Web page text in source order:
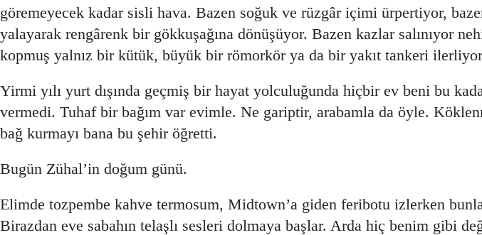
göremeyecek kadar sisli hava. Bazen soğuk ve rüzgâr içimi ürpertiyor,
yalayarak rengârenk bir gökkuşağına dönüşüyor. Bazen kazlar salınıyor
kopmuş yalnız bir kütük, büyük bir römorkör ya da bir yakıt tankeri ilerliyor
Yirmi yılı yurt dışında geçmiş bir hayat yolculuğunda hiçbir ev beni bu
vermedi. Tuhaf bir bağım var evimle. Ne gariptir, arabamla da öyle.
bağ kurmayı bana bu şehir öğretti.
Bugün Zühal’in doğum günü.
Elimde tozpembe kahve termosum, Midtown’a giden feribotu izlerken
Birazdan eve sabahın telaşlı sesleri dolmaya başlar. Arda hiç benim gibi